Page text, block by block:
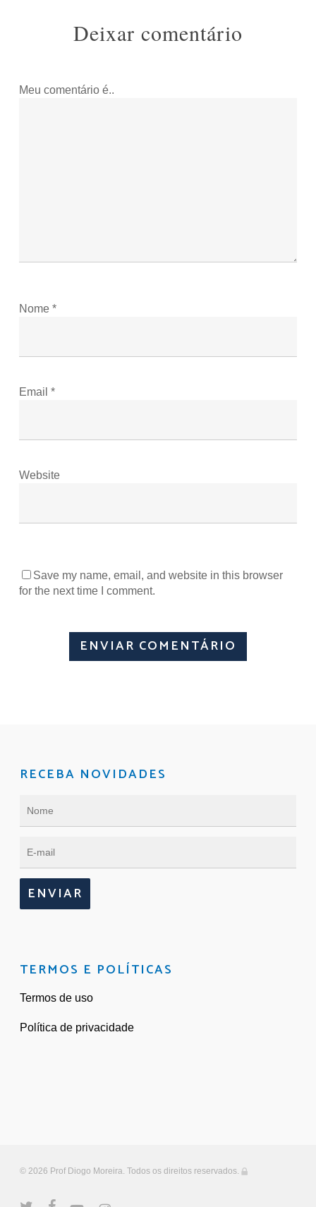
Deixar comentário
Meu comentário é..
Nome *
Email *
Website
Save my name, email, and website in this browser
for the next time I comment.
RECEBA NOVIDADES
ENVIAR
TERMOS E POLÍTICAS
Termos de uso
Política de privacidade
© 2026 Prof Diogo Moreira. Todos os direitos reservados.